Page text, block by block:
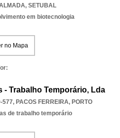
, SETUBAL
em biotecnologia
no Mapa
- Trabalho Temporário, Lda
577, PACOS FERREIRA, PORTO
de trabalho temporário